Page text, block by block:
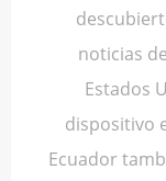
noticias
Estados
dispositivo
Ecuador